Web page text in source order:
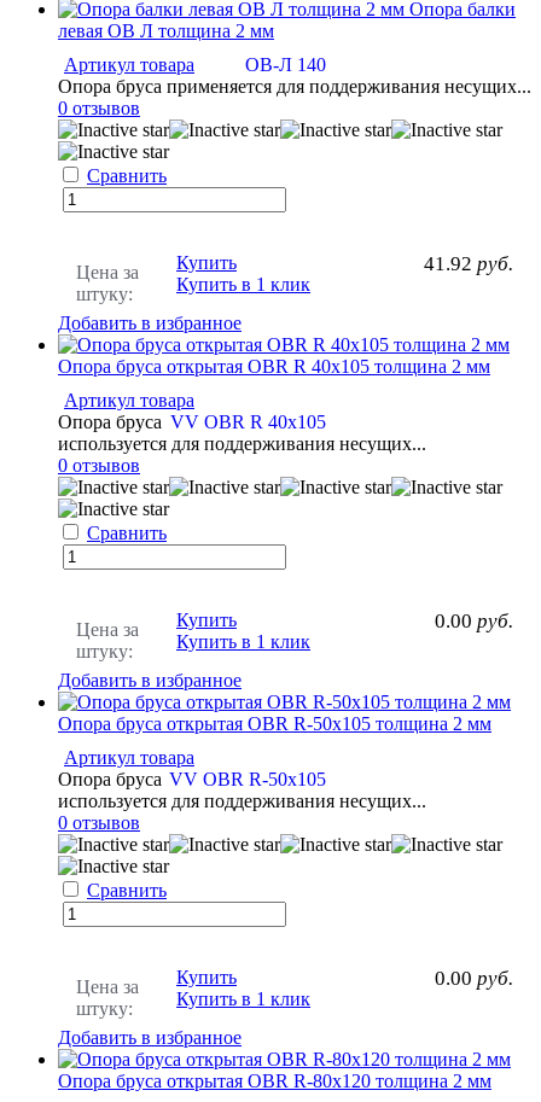
Опора балки
левая OB Л толщина 2 мм
Артикул товара
OB-Л 140
Опора бруса применяется для поддерживания несущих...
0 отзывов
Сравнить
Цена за
штуку:
41.92 руб.
Купить
Купить в 1 клик
Добавить в избранное
Опора бруса открытая OBR R 40x105 толщина 2 мм
Артикул товара
VV OBR R 40x105
Опора бруса
используется для поддерживания несущих...
0 отзывов
Сравнить
Цена за
штуку:
0.00 руб.
Купить
Купить в 1 клик
Добавить в избранное
Опора бруса открытая OBR R-50х105 толщина 2 мм
Артикул товара
VV OBR R-50х105
Опора бруса
используется для поддерживания несущих...
0 отзывов
Сравнить
Цена за
штуку:
0.00 руб.
Купить
Купить в 1 клик
Добавить в избранное
Опора бруса открытая OBR R-80x120 толщина 2 мм